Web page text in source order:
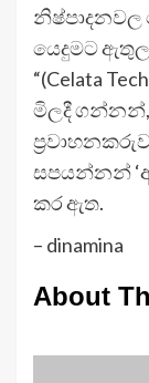
නිෂ්පාදනවල
යෙදුමට
“(Celata
මිලදී
සපයන්නන්
කර ඇත.
– dinamina
About